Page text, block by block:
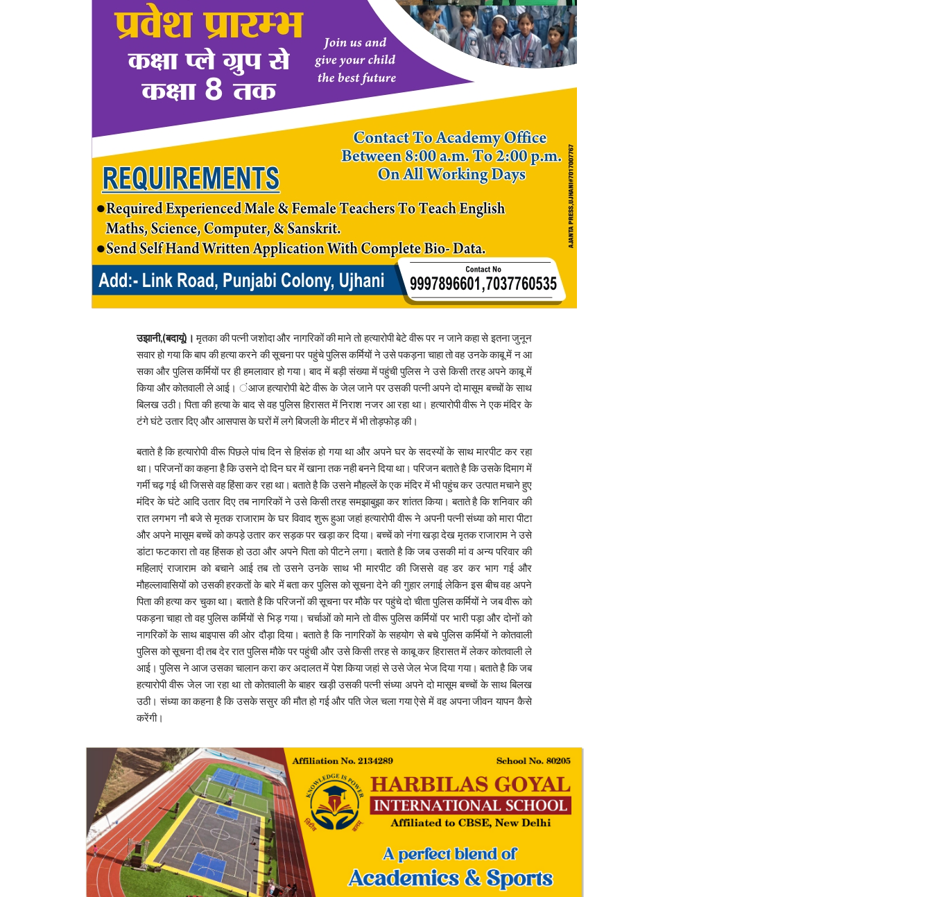
उझानी,(बदायूं)। मृतका की पत्नी जशोदा और नागरिकों की माने तो हत्यारोपी बेटे वीरू पर न जाने कहा से इतना जुनून
सवार हो गया कि बाप की हत्या करने की सूचना पर पहुंचे पुलिस कर्मियों ने उसे पकड़ना चाहा तो वह उनके काबू में न आ
सका और पुलिस कर्मियों पर ही हमलावार हो गया। बाद में बड़ी संख्या में पहुंची पुलिस ने उसे किसी तरह अपने काबू में
किया और कोतवाली ले आई। ंआज हत्यारोपी बेटे वीरू के जेल जाने पर उसकी पत्नी अपने दो मासूम बच्चों के साथ
बिलख उठी। पिता की हत्या के बाद से वह पुलिस हिरासत में निराश नजर आ रहा था। हत्यारोपी वीरू ने एक मंदिर के
टंगे घंटे उतार दिए और आसपास के घरों में लगे बिजली के मीटर में भी तोड़फोड़ की।
बताते है कि हत्यारोपी वीरू पिछले पांच दिन से हिसंक हो गया था और अपने घर के सदस्यों के साथ मारपीट कर रहा
था। परिजनों का कहना है कि उसने दो दिन घर में खाना तक नही बनने दिया था। परिजन बताते है कि उसके दिमाग में
गर्मी चढ़ गई थी जिससे वह हिंसा कर रहा था। बताते है कि उसने मौहल्लें के एक मंदिर में भी पहुंच कर उत्पात मचाने हुए
मंदिर के घंटे आदि उतार दिए तब नागरिकों ने उसे किसी तरह समझाबुझा कर शांतत किया। बताते है कि शनिवार की
रात लगभग नौ बजे से मृतक राजाराम के घर विवाद शुरू हुआ जहां हत्यारोपी वीरू ने अपनी पत्नी संध्या को मारा पीटा
और अपने मासूम बच्चें को कपड़े उतार कर सड़क पर खड़ा कर दिया। बच्चें को नंगा खड़ा देख मृतक राजाराम ने उसे
डांटा फटकारा तो वह हिंसक हो उठा और अपने पिता को पीटने लगा। बताते है कि जब उसकी मां व अन्य परिवार की
महिलाएं राजाराम को बचाने आई तब तो उसने उनके साथ भी मारपीट की जिससे वह डर कर भाग गई और
मौहल्लावासियों को उसकी हरकतों के बारे में बता कर पुलिस को सूचना देने की गुहार लगाई लेकिन इस बीच वह अपने
पिता की हत्या कर चुका था। बताते है कि परिजनों की सूचना पर मौके पर पहुंचे दो चीता पुलिस कर्मियों ने जब वीरू को
पकड़ना चाहा तो वह पुलिस कर्मियों से भिड़ गया। चर्चाओं को माने तो वीरू पुलिस कर्मियों पर भारी पड़ा और दोनों को
नागरिकों के साथ बाइपास की ओर दौड़ा दिया। बताते है कि नागरिकों के सहयोग से बचे पुलिस कर्मियों ने कोतवाली
पुलिस को सूचना दी तब देर रात पुलिस मौके पर पहुंची और उसे किसी तरह से काबू कर हिरासत में लेकर कोतवाली ले
आई। पुलिस ने आज उसका चालान करा कर अदालत में पेश किया जहां से उसे जेल भेज दिया गया। बताते है कि जब
हत्यारोपी वीरू जेल जा रहा था तो कोतवाली के बाहर खड़ी उसकी पत्नी संध्या अपने दो मासूम बच्चों के साथ बिलख
उठी। संध्या का कहना है कि उसके ससुर की मौत हो गई और पति जेल चला गया ऐसे में वह अपना जीवन यापन कैसे
करेंगी।